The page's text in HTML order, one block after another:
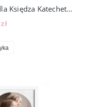
Plakat PODZIĘKOWANIE dla Księdza Katechety KOMUNIA p02